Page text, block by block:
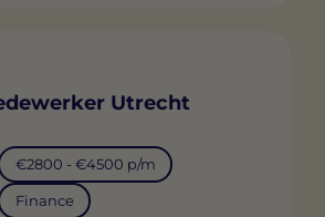
Utrecht
€2800 - €4500 p/m
Finance